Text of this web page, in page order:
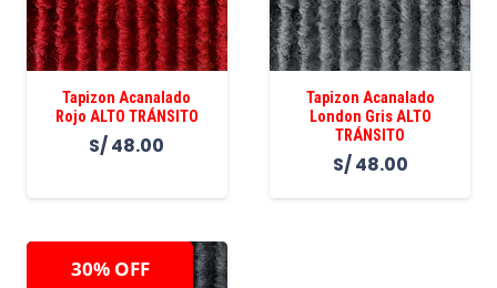
Tapizon Acanalado
Rojo ALTO TRÁNSITO
S/48.00
Tapizon Acanalado
London Gris ALTO
TRÁNSITO
S/48.00
30% OFF
¡OFERTA!